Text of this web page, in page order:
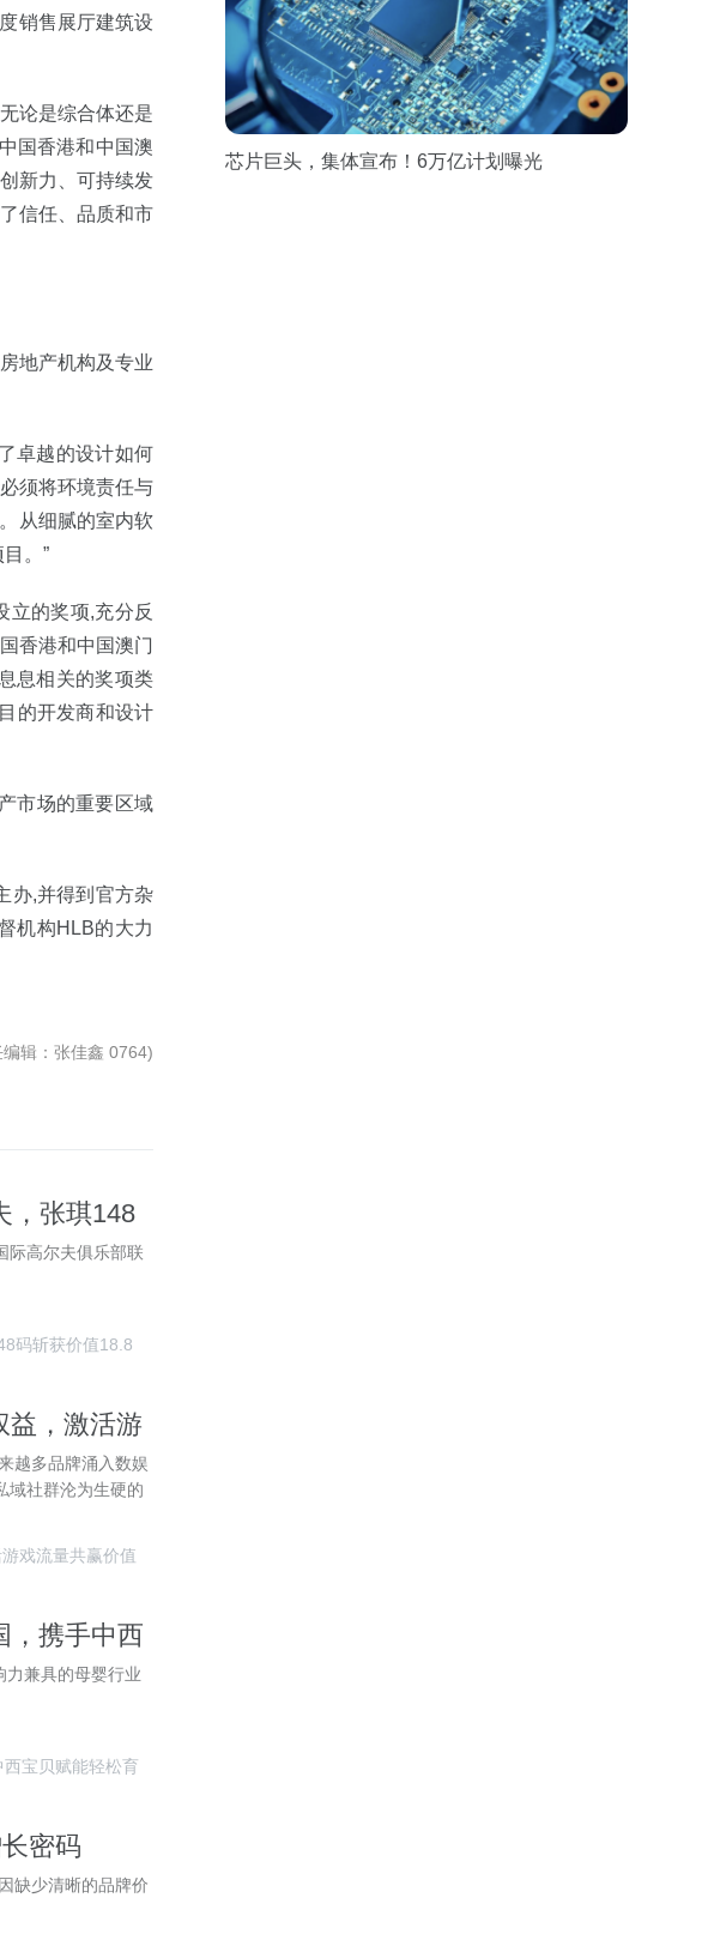
销售展厅建筑设
论是综合体还是
国香港和中国澳
新力、可持续发
信任、品质和市
地产机构及专业
卓越的设计如何
须将环境责任与
从细腻的室内软
。”
立的奖项,充分反
香港和中国澳门
息相关的奖项类
的开发商和设计
市场的重要区域
办,并得到官方杂
机构HLB的大力
辑 ：张佳鑫 0764)
，张琪148
海权益”
际高尔夫俱乐部联
码斩获价值18.8
益，激活游
越多品牌涌入数娱
域社群沦为生硬的
戏流量共赢价值
，携手中西
力兼具的母婴行业
宝贝赋能轻松育
密码
缺少清晰的品牌价
芯片巨头，集体宣布！6万亿计划曝光